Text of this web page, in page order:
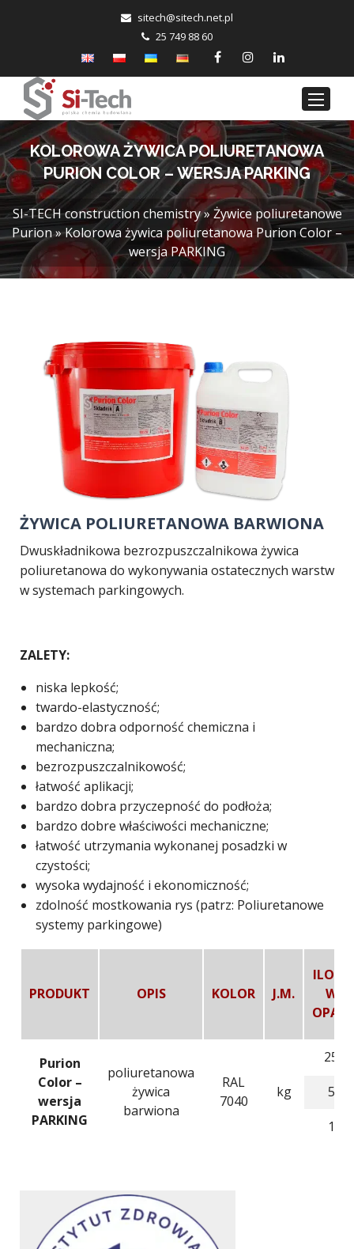
lp.te
n.hce
tis@h
cetis
25 749 88 60
KOLOROWA ŻYWICA POLIURETANOWA
PURION COLOR – WERSJA PARKING
SI-TECH construction chemistry»Żywice poliuretanowe
Purion»Kolorowa żywica poliuretanowa Purion Color –
wersja PARKING
ŻYWICA POLIURETANOWA BARWIONA
Dwuskładnikowa bezrozpuszczalnikowa żywica
poliuretanowa do wykonywania ostatecznych warstw
w systemach parkingowych.
ZALETY:
niska lepkość;
twardo-elastyczność;
bardzo dobra odporność chemiczna i
mechaniczna;
bezrozpuszczalnikowość;
łatwość aplikacji;
bardzo dobra przyczepność do podłoża;
bardzo dobre właściwości mechaniczne;
łatwość utrzymania wykonanej posadzki w
czystości;
wysoka wydajność i ekonomiczność;
zdolność mostkowania rys (patrz: Poliuretanowe
systemy parkingowe)
PRODUKT OPIS KOLOR J.M.
ILOŚĆ
W
OPAK.
Purion
Color –
wersja
PARKING
poliuretanowa
żywica
barwiona
RAL
7040
kg
25
5
1